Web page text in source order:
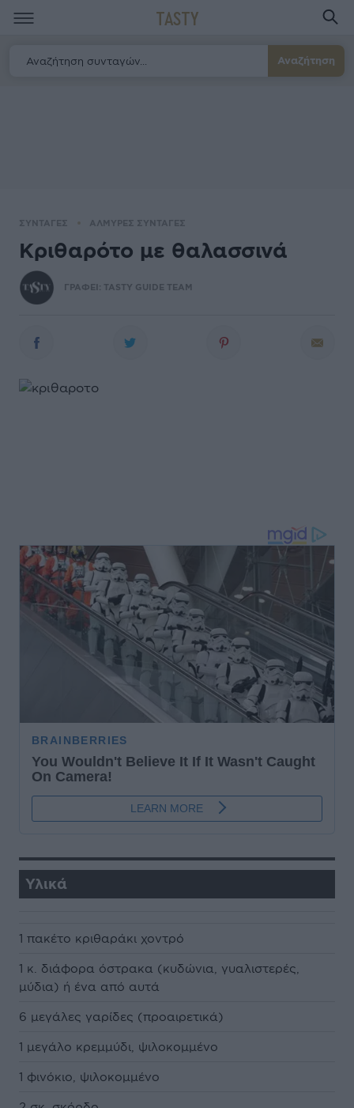
TASTY
Αναζήτηση
ΣΥΝΤΑΓΕΣ ΑΛΜΥΡΕΣ ΣΥΝΤΑΓΕΣ
Κριθαρότο με θαλασσινά
ΓΡΑΦΕΙ: TASTY GUIDE TEAM
Υλικά
1 πακέτο κριθαράκι χοντρό
1 κ. διάφορα όστρακα (κυδώνια, γυαλιστερές,
μύδια) ή ένα από αυτά
6 μεγάλες γαρίδες (προαιρετικά)
1 μεγάλο κρεμμύδι, ψιλοκομμένο
1 φινόκιο, ψιλοκομμένο